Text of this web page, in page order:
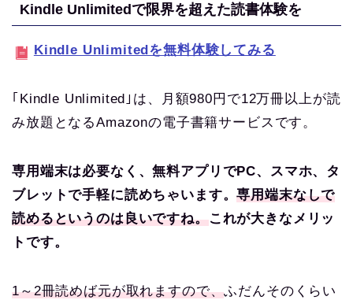
Kindle Unlimitedで限界を超えた読書体験を
Kindle Unlimitedを無料体験してみる
｢Kindle Unlimited｣は、月額980円で12万冊以上が読
み放題となるAmazonの電子書籍サービスです。
専用端末は必要なく、無料アプリでPC、スマホ、タ
ブレットで手軽に読めちゃいます。専用端末なしで
読めるというのは良いですね。これが大きなメリッ
トです。
1～2冊読めば元が取れますので、ふだんそのくらい